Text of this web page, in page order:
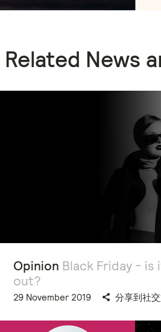
Related News
Opinion Black Friday -
out?
29 November 2019 分享到社